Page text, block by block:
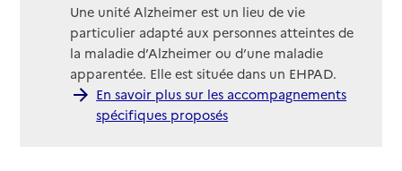
Une unité Alzheimer est un lieu de vie
particulier adapté aux personnes atteintes de
la maladie d’Alzheimer ou d’une maladie
apparentée. Elle est située dans un EHPAD.
En savoir plus sur les accompagnements
spécifiques proposés